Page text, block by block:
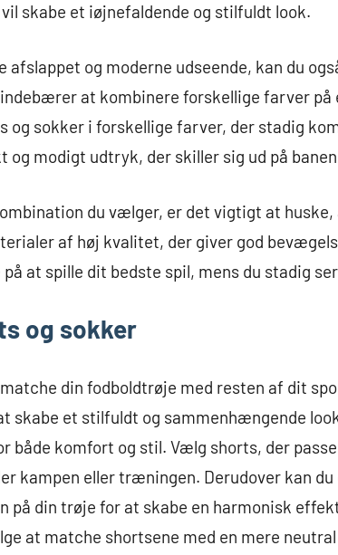
skabe et iøjnefaldende og stilfuldt look.
afslappet og moderne udseende, kan du
at kombinere forskellige farver på
og sokker i forskellige farver, der stadig
og modigt udtryk, der skiller sig ud på
du vælger, er det vigtigt at
af høj kvalitet, der giver god
at spille dit bedste spil, mens du stadig
og sokker
din fodboldtrøje med resten af dit
skabe et stilfuldt og sammenhængende
både komfort og stil. Vælg shorts, der
kampen eller træningen. Derudover kan
på din trøje for at skabe en harmonisk
at matche shortsene med en mere